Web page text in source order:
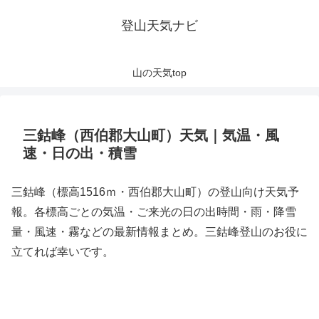
登山天気ナビ
山の天気top
三鈷峰（西伯郡大山町）天気｜気温・風
速・日の出・積雪
三鈷峰（標高1516ｍ・西伯郡大山町）の登山向け天気予
報。各標高ごとの気温・ご来光の日の出時間・雨・降雪
量・風速・霧などの最新情報まとめ。三鈷峰登山のお役に
立てれば幸いです。